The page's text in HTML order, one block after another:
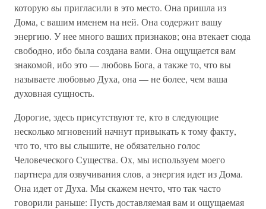
которуювыпригласили в это место. Она пришла из
Дома, с вашим именем на ней. Она содержит вашу
энергию. У нее много ваших признаков; она втекает сюда
свободно, ибо была создана вами. Она ощущается вам
знакомой, ибо это — любовь Бога, а также то, что вы
называете любовью Духа, она — не более, чем ваша
духовная сущность.
Дорогие, здесь присутствуют те, кто в следующие
несколько мгновений начнут привыкать к тому факту,
что то, что вы слышите, не обязательно голос
Человеческого Существа. Ох, мы используем моего
партнера для озвучивания слов, а энергия идет из Дома.
Она идет от Духа. Мы скажем нечто, что так часто
говорили раньше: Пусть доставляемая вам и ощущаемая